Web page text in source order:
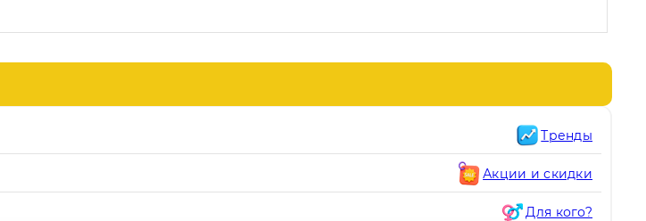
Тренды
Акции и скидки
Для кого?